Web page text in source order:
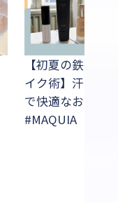
【初夏の鉄壁ベ
イク術】汗・皮
で快適なおでか
#MAQUIA